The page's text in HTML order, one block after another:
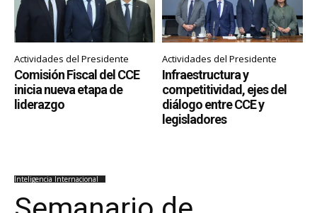
Actividades del Presidente
Comisión Fiscal del CCE
inicia nueva etapa de
liderazgo
Actividades del Presidente
Infraestructura y
competitividad, ejes del
diálogo entre CCE y
legisladores